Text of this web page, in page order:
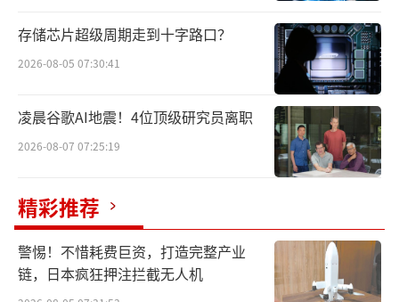
一季度末的数据相比，全国有线电视实际用户
减少了100万户，广电5G用户增加了175.14万
存储芯片超级周期走到十字路口？
2026-08-05 07:30:41
凌晨谷歌AI地震！4位顶级研究员离职
2026-08-07 07:25:19
精彩推荐
警惕！不惜耗费巨资，打造完整产业
链，日本疯狂押注拦截无人机